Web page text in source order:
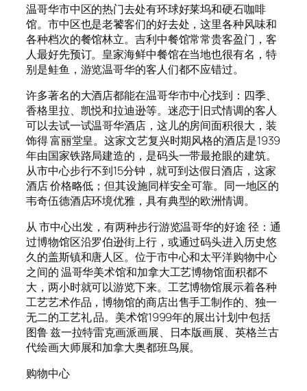
温哥华市中区的热门去处有环球好莱坞和硬石咖啡
馆。市中区也是老饕客们的好去处，这里各种风味和
各种档次的餐馆林立。吉利中餐馆常常贵客盈门，客
人最好先预订。皇家海鲜中餐馆在当地也很有名，特
别是鲑鱼，游览温哥华的客人们都不应错过。
许多著名的大酒店都能在温哥华市中心找到：四季、
香格里拉、凯悦和拉迪逊等。迷恋于旧式情调的客人
可以去试一试温哥华酒店，这儿的房间面积很大，装
饰得 富丽堂皇。这家文艺复兴时期风格的酒店是1939
年由国家铁路局建造的，是码头一带最抢眼的建筑。
从市中心步行不到15分钟，就可到达假日酒店，这家
酒店 价格略低；但其设施同样安全可靠。同一地区的
韦奇伍德酒店环境优雅，具有典型的欧洲情调。
从 市中心出发，有两种步行游览温哥华的好途 径：通
过博物馆区沿罗伯逊街上行，或通过码头进入历史悠
久的盖斯镇和唐人区。位于市中心和太平洋购物中心
之间的 温哥华美术馆和加拿大工艺博物馆面积都不
大，两小时就可以游览下来。工艺博物馆展示着各种
工艺艺术作品，博物馆的商店出售手工制作的、独一
无二的工艺礼 品。美术馆1999年的展出计划中包括
图鲁 兹一拉特雷克画派画展、日本版画展、英格兰古
代绘画大师展和加拿大奥都班鸟展。
购物中心